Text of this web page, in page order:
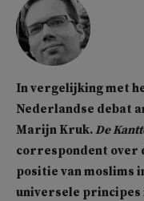
In vergelijking met
Nederlandse debat
Marijn Kruk.De
correspondent over
positie van moslims
universele principes